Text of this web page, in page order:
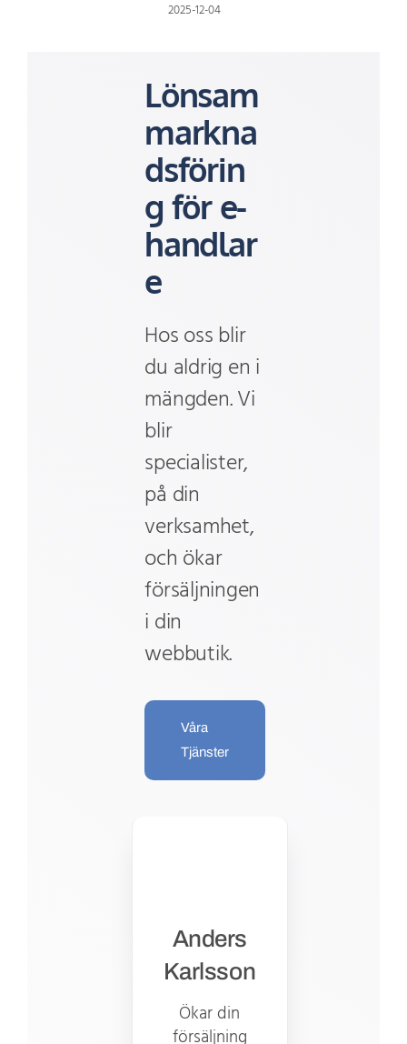
2025-12-04
Lönsam
markna
dsförin
g för e-
handlar
e
Hos oss blir
du aldrig en i
mängden. Vi
blir
specialister,
på din
verksamhet,
och ökar
försäljningen
i din
webbutik.
Våra
Tjänster
Anders
Karlsson
Ökar din
försäljning